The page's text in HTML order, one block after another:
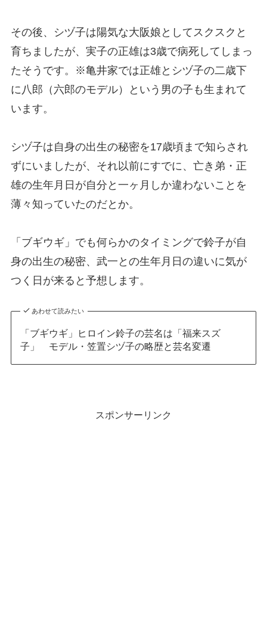
その後、シヅ子は陽気な大阪娘としてスクスクと
育ちましたが、実子の正雄は3歳で病死してしまっ
たそうです。※亀井家では正雄とシヅ子の二歳下
に八郎（六郎のモデル）という男の子も生まれて
います。
シヅ子は自身の出生の秘密を17歳頃まで知らされ
ずにいましたが、それ以前にすでに、亡き弟・正
雄の生年月日が自分と一ヶ月しか違わないことを
薄々知っていたのだとか。
「ブギウギ」でも何らかのタイミングで鈴子が自
身の出生の秘密、武一との生年月日の違いに気が
つく日が来ると予想します。
あわせて読みたい
「ブギウギ」ヒロイン鈴子の芸名は「福来スズ
子」 モデル・笠置シヅ子の略歴と芸名変遷
スポンサーリンク